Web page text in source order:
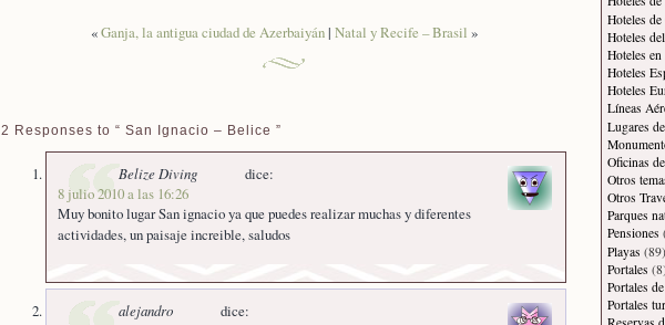
«Ganja, la antigua ciudad de Azerbaiyán| Natal y Recife – Brasil »
2 Responses to “ San Ignacio – Belice ”
Belize Diving
dice:
8 julio 2010 a las 16:26
Muy bonito lugar San ignacio ya que puedes realizar muchas y diferentes
actividades, un paisaje increible, saludos
alejandro
dice:
Hoteles de
Hoteles
Hoteles
Hoteles
Hoteles
Líneas
Lugares
Oficinas
Otros
Otros
Parques
Pensiones
Playas (89)
Portales
Portales
Portales